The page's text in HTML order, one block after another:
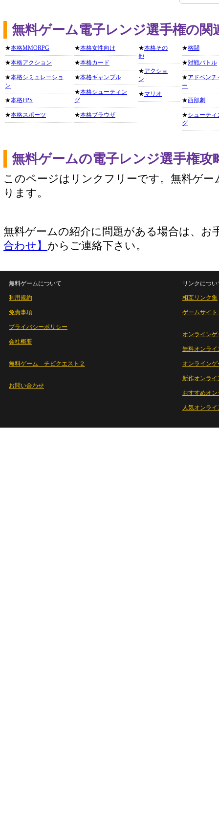
無料ゲーム電子レンジ選手権の
★本格MMORPG
★本格アクション
★本格シミュレーショ
ン
★本格FPS
★本格スポーツ
★本格女性向け
★本格カード
★本格ギャンブル
★本格シューティン
グ
★本格ブラウザ
★本格その
他
★アクショ
ン
★マリオ
★格闘
★対戦バトル
★アドベンチ
ー
★西部劇
★シューティ
グ
無料ゲームの電子レンジ選手権
このページはリンクフリーです。無料ゲー
ります。
無料ゲームの紹介に問題がある場合は、お
合わせ】 からご連絡下さい。
無料ゲームについて
利用規約
免責事項
プライバシーポリシー
会社概要
無料ゲーム チビクエスト２
お問い合わせ
リンクについ
相互リンク集
ゲームサイト
オンラインゲ
無料オンライ
オンライン
新作オンライ
おすすめオ
人気オンラ